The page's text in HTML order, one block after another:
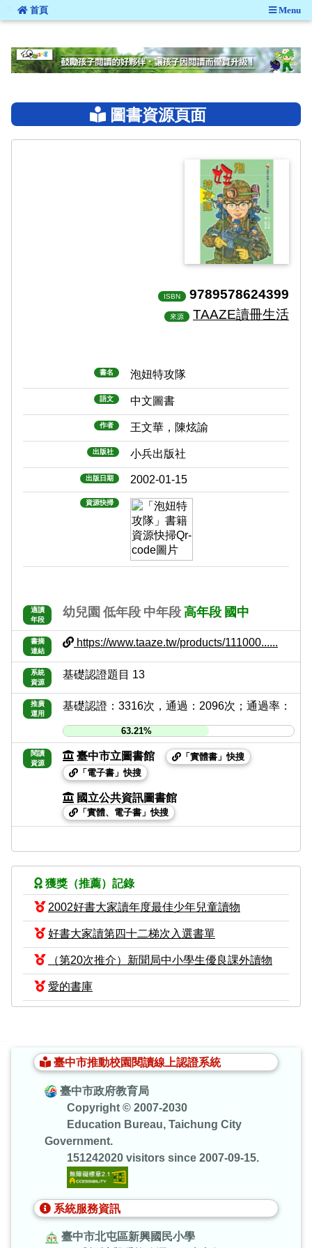
::: 首頁 Menu
圖書資源頁面
ISBN 9789578624399
來源 TAAZE讀冊生活
書名 泡妞特攻隊
語文 中文圖書
作者 王文華，陳炫諭
出版社 小兵出版社
出版日期 2002-01-15
資源快掃
適讀
年段
幼兒園 低年段 中年段 高年段 國中
書摘
連結
https://www.taaze.tw/products/111000......
系統
資源
基礎認證題目 13
推廣
運用
基礎認證：3316次，通過：2096次；通過率：
63.21%
閱讀
資源
臺中市立圖書館
「實體書」快搜
「電子書」快搜
國立公共資訊圖書館
「實體、電子書」快搜
獲獎（推薦）記錄
2002好書大家讀年度最佳少年兒童讀物
好書大家讀第四十二梯次入選書單
（第20次推介）新聞局中小學生優良課外讀物
愛的書庫
臺中市推動校園閱讀線上認證系統
臺中市政府教育局
Copyright © 2007-2030
Education Bureau, Taichung City
Government.
151242020 visitors since 2007-09-15.
系統服務資訊
臺中市北屯區新興國民小學